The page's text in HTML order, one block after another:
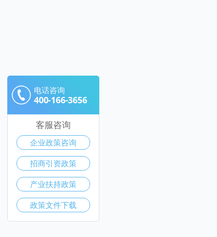
电话咨询
400-166-3656
客服咨询
企业政策咨询
招商引资政策
产业扶持政策
政策文件下载